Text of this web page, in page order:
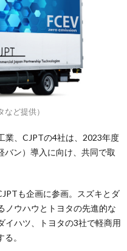
ど提供）
業、CJPTの4社は、2023年度
バン）導入に向け、共同で取
も企画に参画。スズキとダ
ノウハウとトヨタの先進的な
イハツ、トヨタの3社で軽商用
。